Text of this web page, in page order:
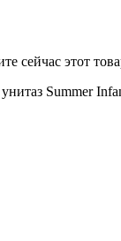
сейчас этот
Summer